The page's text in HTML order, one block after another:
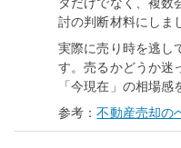
討の判断材料にしま
実際に売り時を逃し
す。売るかどうか迷
「今現在」の相場感
参考：不動産売却の